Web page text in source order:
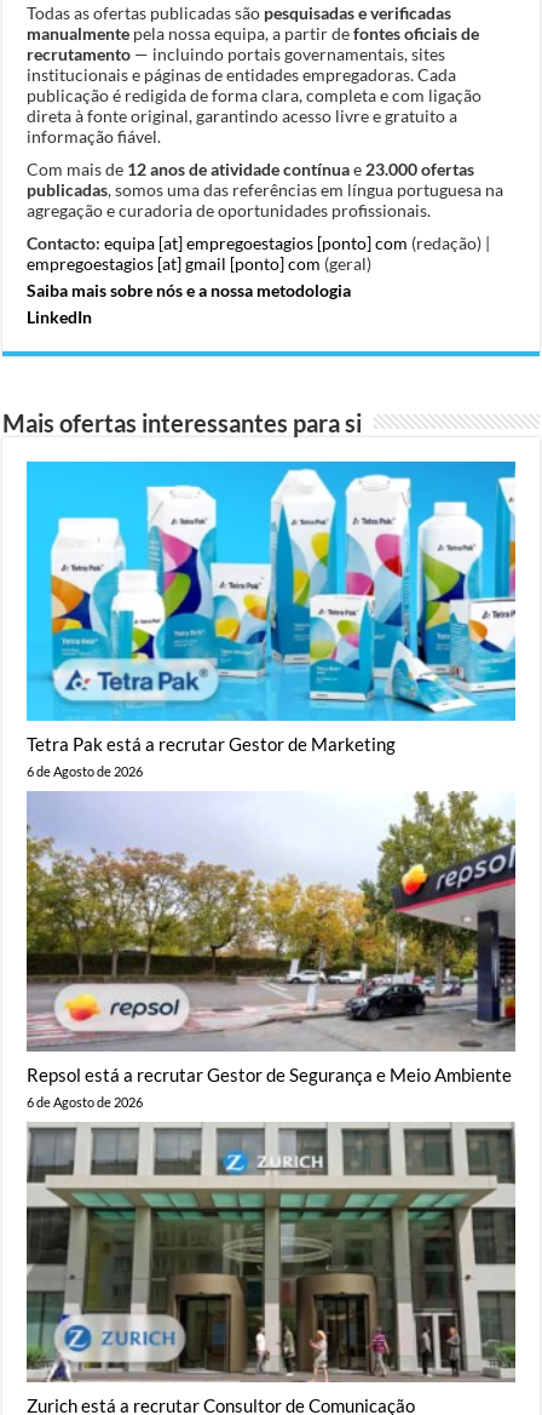
Todas as ofertas publicadas são pesquisadas e verificadas
manualmente pela nossa equipa, a partir defontes oficiais de
recrutamento — incluindo portais governamentais, sites
institucionais e páginas de entidades empregadoras. Cada
publicação é redigida de forma clara, completa e com ligação
direta à fonte original, garantindo acesso livre e gratuito a
informação fiável.
Com mais de 12 anos de atividade contínuae 23.000 ofertas
publicadas, somos uma das referências em língua portuguesa na
agregação e curadoria de oportunidades profissionais.
Contacto: equipa [at] empregoestagios [ponto] com (redação) |
empregoestagios [at] gmail [ponto] com (geral)
Saiba mais sobre nós e a nossa metodologia
LinkedIn
Mais ofertas interessantes para si
Tetra Pak está a recrutar Gestor de Marketing
6 de Agosto de 2026
Repsol está a recrutar Gestor de Segurança e Meio Ambiente
6 de Agosto de 2026
Zurich está a recrutar Consultor de Comunicação